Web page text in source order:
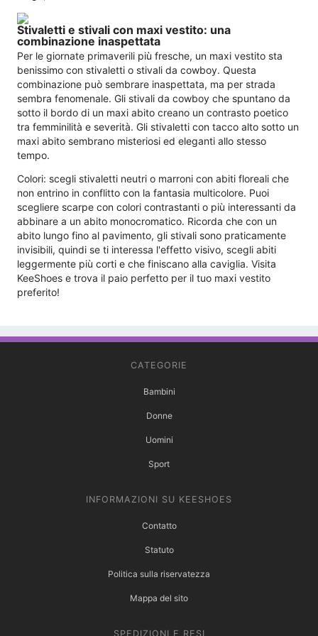
Stivaletti e stivali con maxi vestito: una
combinazione inaspettata
Per le giornate primaverili più fresche, un maxi vestito sta
benissimo con stivaletti o stivali da cowboy. Questa
combinazione può sembrare inaspettata, ma per strada
sembra fenomenale. Gli stivali da cowboy che spuntano da
sotto il bordo di un maxi abito creano un contrasto poetico
tra femminilità e severità. Gli stivaletti con tacco alto sotto un
maxi abito sembrano misteriosi ed eleganti allo stesso
tempo.
Colori: scegli stivaletti neutri o marroni con abiti floreali che
non entrino in conflitto con la fantasia multicolore. Puoi
scegliere scarpe con colori contrastanti o più interessanti da
abbinare a un abito monocromatico. Ricorda che con un
abito lungo fino al pavimento, gli stivali sono praticamente
invisibili, quindi se ti interessa l'effetto visivo, scegli abiti
leggermente più corti e che finiscano alla caviglia. Visita
KeeShoes e trova il paio perfetto per il tuo maxi vestito
preferito!
CATEGORIE
Bambini
Donne
Uomini
Sport
INFORMAZIONI SU KEESHOES
Contatto
Statuto
Politica sulla riservatezza
Mappa del sito
SPEDIZIONI E RESI